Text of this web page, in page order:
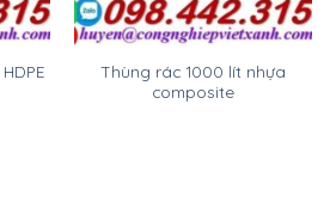
Thùng rác 1000 lít nhựa
composite